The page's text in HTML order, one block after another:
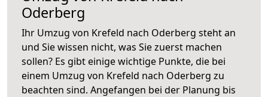
Oderberg
Ihr Umzug von Krefeld nach Oderberg steht an
und Sie wissen nicht, was Sie zuerst machen
sollen? Es gibt einige wichtige Punkte, die bei
einem Umzug von Krefeld nach Oderberg zu
beachten sind. Angefangen bei der Planung bis